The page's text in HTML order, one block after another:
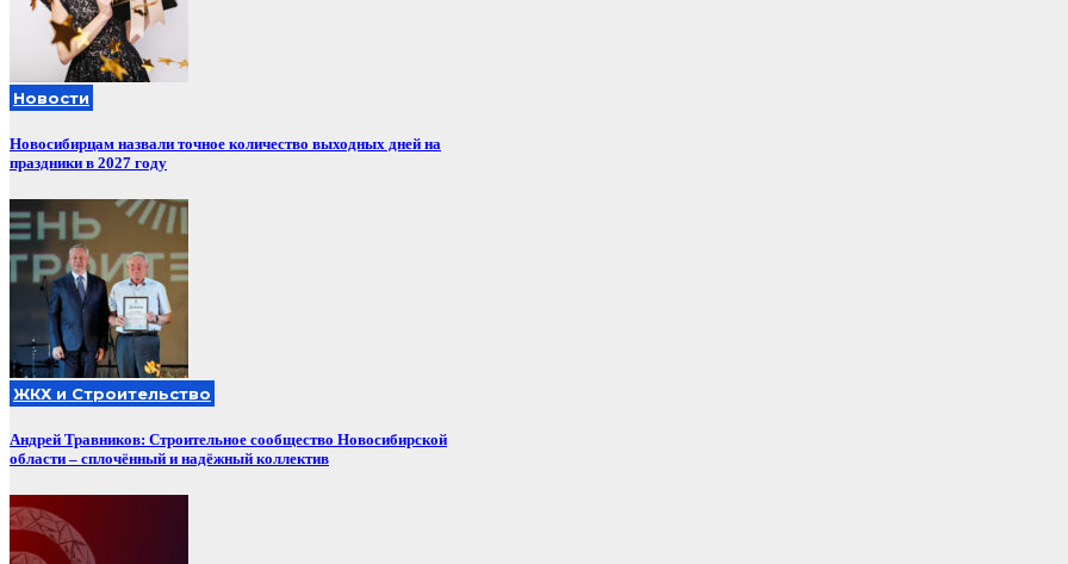
Новости
Новосибирцам назвали точное количество выходных дней на
праздники в 2027 году
ЖКХ и Строительство
Андрей Травников: Строительное сообщество Новосибирской
области – сплочённый и надёжный коллектив